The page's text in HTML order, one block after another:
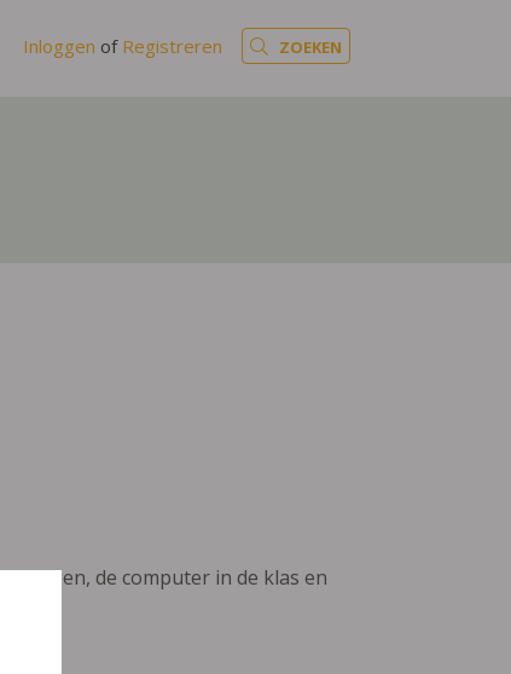
Inloggen of Registreren ZOEKEN
de computer in de klas en